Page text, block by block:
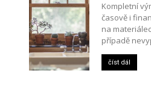
Kompletní
časově i
na
případě
číst dál